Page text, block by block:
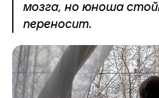
мозга, но юноша
переносит.